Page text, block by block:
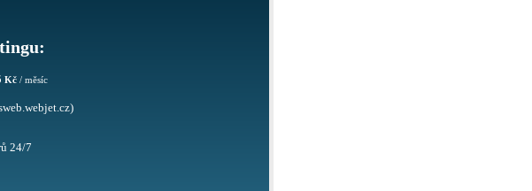
Kč / měsíc
24/7